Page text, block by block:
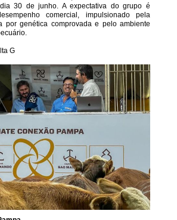
30 de junho. A expectativa do grupo é
comercial, impulsionado pela
por genética comprovada e pelo ambiente
G